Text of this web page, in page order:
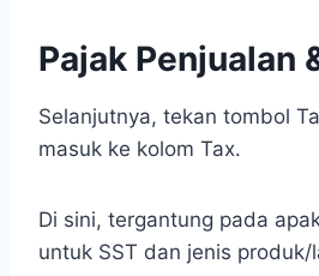
Pajak Penjualan
Selanjutnya, tekan tombol
masuk ke kolom Tax.
Di sini, tergantung pada
untuk SST dan jenis produk/